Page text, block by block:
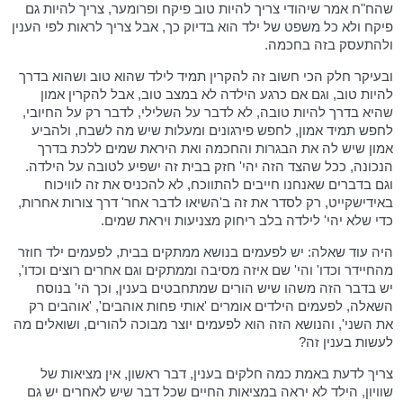
שהח"ח אמר שיהודי צריך להיות טוב פיקח ופרומער, צריך להיות גם
פיקח ולא כל משפט של ילד הוא בדיוק כך, אבל צריך לראות לפי הענין
ולהתעסק בזה בחכמה.
ובעיקר חלק הכי חשוב זה להקרין תמיד לילד שהוא טוב ושהוא בדרך
להיות טוב, וגם אם כרגע הילדה לא במצב טוב, אבל להקרין אמון
שהיא בדרך להיות טובה, לא לדבר על השלילי, לדבר רק על החיובי,
לחפש תמיד אמון, לחפש פירגונים ומעלות שיש מה לשבח, ולהביע
אמון שיש לה את הבגרות והחכמה ואת היראת שמים ללכת בדרך
הנכונה, ככל שהצד הזה יהי' חזק בבית זה ישפיע לטובה על הילדה.
וגם בדברים שאנחנו חייבים להתווכח, לא להכניס את זה לוויכוח
באידישקייט, רק לסדר את זה ב'השיאו לדבר אחר' דרך צורות אחרות,
כדי שלא יהי' לילדה בלב ריחוק מצניעות ויראת שמים.
היה עוד שאלה: יש לפעמים בנושא ממתקים בבית, לפעמים ילד חוזר
מהחיידר וכדו' והי' שם איזה מסיבה וממתקים וגם אחרים רוצים וכדו',
יש בדבר הזה משהו שיש הורים שמתחבטים בענין, וכך הי' בנוסח
השאלה, לפעמים הילדים אומרים 'אותי פחות אוהבים', 'אוהבים רק
את השני', והנושא הזה הוא לפעמים יוצר מבוכה להורים, ושואלים מה
לעשות בענין זה?
צריך לדעת באמת כמה חלקים בענין, דבר ראשון, אין מציאות של
שוויון, הילד לא יראה במציאות החיים שכל דבר שיש לאחרים יש גם